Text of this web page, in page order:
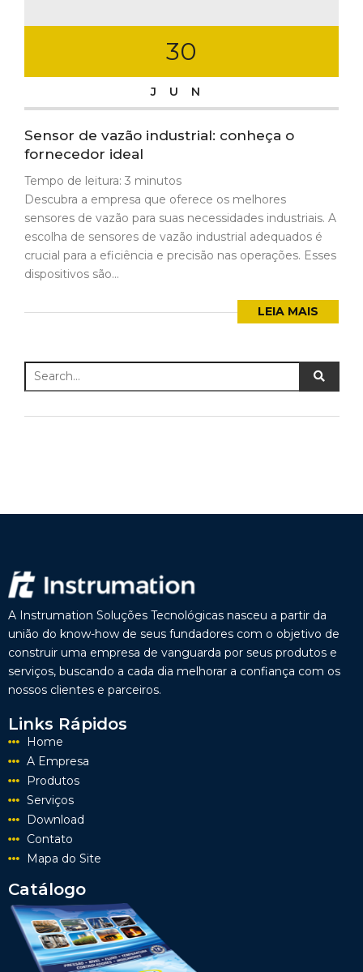
30
JUN
Sensor de vazão industrial: conheça o
fornecedor ideal
Tempo de leitura: 3 minutos
Descubra a empresa que oferece os melhores
sensores de vazão para suas necessidades industriais. A
escolha de sensores de vazão industrial adequados é
crucial para a eficiência e precisão nas operações. Esses
dispositivos são...
LEIA MAIS
A Instrumation Soluções Tecnológicas nasceu a partir da
união do know-how de seus fundadores com o objetivo de
construir uma empresa de vanguarda por seus produtos e
serviços, buscando a cada dia melhorar a confiança com os
nossos clientes e parceiros.
Links Rápidos
Home
A Empresa
Produtos
Serviços
Download
Contato
Mapa do Site
Catálogo